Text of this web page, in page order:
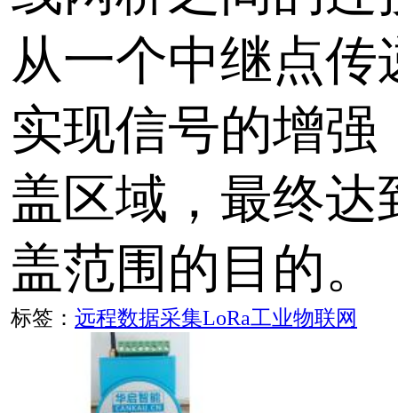
支持1路温度，1路湿度
开关量）遵循LoRaWAN
可直接接入LoRaWAN网
率可选434MHz ，470
标签：LoRa无线测控终端 数据采集远程监测
CR140AD LoRaWAN 4
拟量采集，..